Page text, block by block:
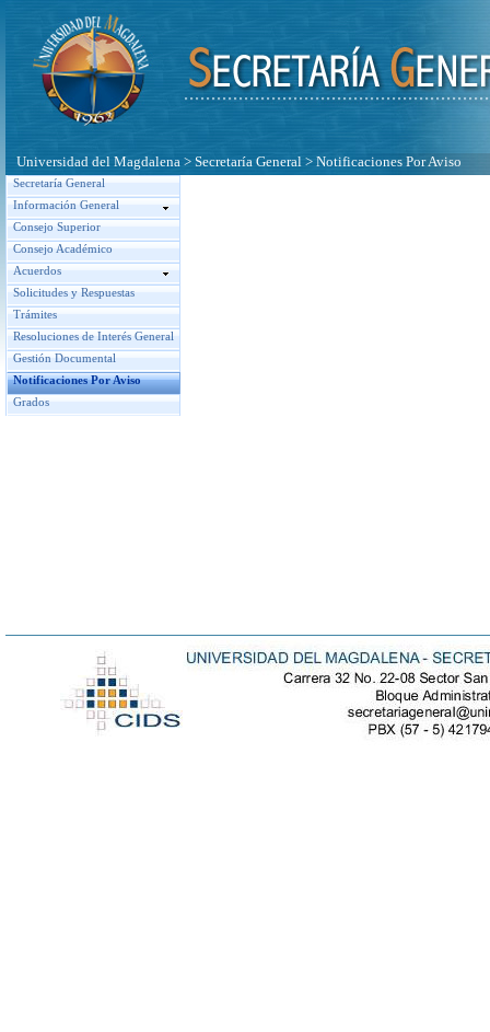
Universidad del Magdalena > Secretaría General > Notificaciones Por Aviso
Secretaría General
Información General
Consejo Superior
Consejo Académico
Acuerdos
Solicitudes y Respuestas
Trámites
Resoluciones de Interés General
Gestión Documental
Notificaciones Por Aviso
Grados